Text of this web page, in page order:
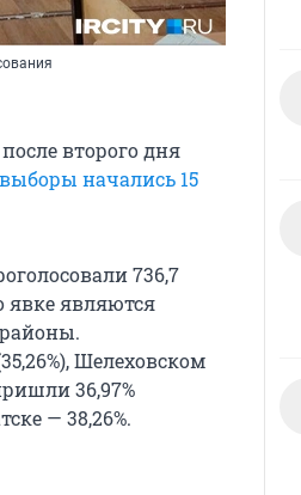
второго дня
выборы начались 15
736,7
явке являются
районы.
Шелеховском
36,97%
— 38,26%.